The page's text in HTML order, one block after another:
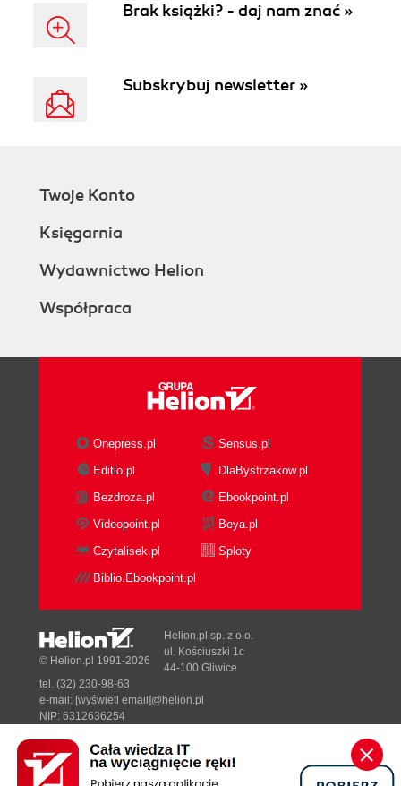
Brak książki? - daj nam znać »
Subskrybuj newsletter »
Twoje Konto
Księgarnia
Wydawnictwo Helion
Współpraca
Onepress.pl
Sensus.pl
Editio.pl
DlaBystrzakow.pl
Bezdroza.pl
Ebookpoint.pl
Videopoint.pl
Beya.pl
Czytalisek.pl
Sploty
Biblio.Ebookpoint.pl
Designed with ♥ byTonik.pl
© Helion.pl 1991-2026
Helion.pl sp. z o.o.
ul. Kościuszki 1c
44-100 Gliwice
tel. (32) 230-98-63
e-mail: [wyświetl email]@helion.pl
NIP: 6312636254